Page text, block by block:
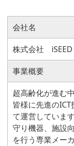
会社名
株式会社 iSEED
事業概要
超高齢化が進む
皆様に先進の
て運営していま
守り機器、施設
を行う専業メー